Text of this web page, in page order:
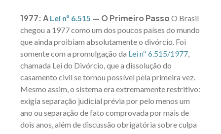
1977: A Lei nº 6.515 — O Primeiro Passo O Brasil
chegou a 1977 como um dos poucos países do mundo
que ainda proibiam absolutamente o divórcio. Foi
somente com a promulgação da Lei nº 6.515/1977,
chamada Lei do Divórcio, que a dissolução do
casamento civil se tornou possível pela primeira vez.
Mesmo assim, o sistema era extremamente restritivo:
exigia separação judicial prévia por pelo menos um
ano ou separação de fato comprovada por mais de
dois anos, além de discussão obrigatória sobre culpa